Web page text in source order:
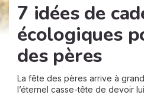
7 idées de
écologiques
des pères
La fête des pères arrive à
l’éternel casse-tête de devoir